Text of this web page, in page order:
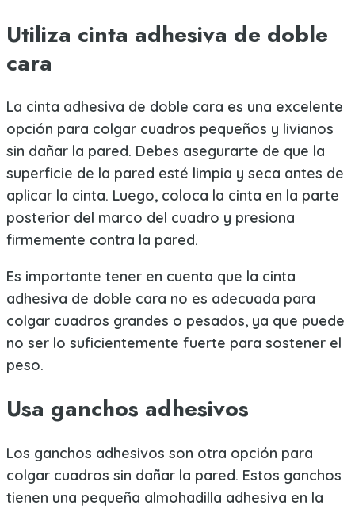
Utiliza cinta adhesiva de doble
cara
La cinta adhesiva de doble cara es una excelente
opción para colgar cuadros pequeños y livianos
sin dañar la pared. Debes asegurarte de que la
superficie de la pared esté limpia y seca antes de
aplicar la cinta. Luego, coloca la cinta en la parte
posterior del marco del cuadro y presiona
firmemente contra la pared.
Es importante tener en cuenta que la cinta
adhesiva de doble cara no es adecuada para
colgar cuadros grandes o pesados, ya que puede
no ser lo suficientemente fuerte para sostener el
peso.
Usa ganchos adhesivos
Los ganchos adhesivos son otra opción para
colgar cuadros sin dañar la pared. Estos ganchos
tienen una pequeña almohadilla adhesiva en la